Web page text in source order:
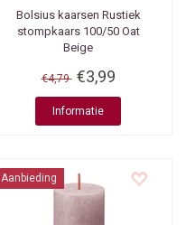
Bolsius kaarsen Rustiek
stompkaars 100/50 Oat
Beige
€4,79 €3,99
Informatie
Aanbieding